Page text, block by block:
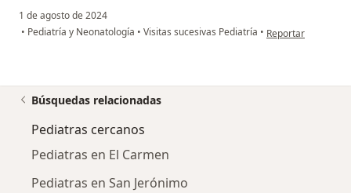
1 de agosto de 2024
• Pediatría y Neonatología • Visitas sucesivas Pediatría • en opinión del
Reportar
Búsquedas relacionadas
Pediatras cercanos
Pediatras en El Carmen
Pediatras en San Jerónimo